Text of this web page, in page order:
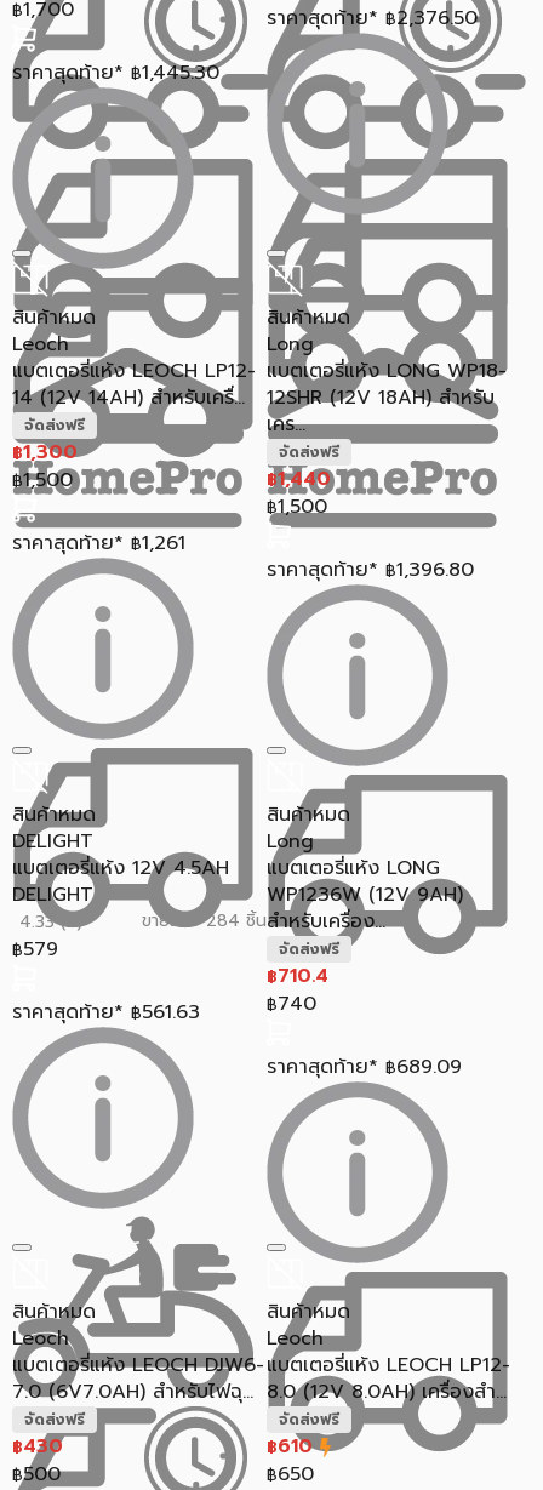
฿1,700
ราคาสุดท้าย* ฿1,445.30
ราคาสุดท้าย* ฿2,376.50
สินค้าหมด
Leoch
แบตเตอรี่แห้ง LEOCH LP12-
14 (12V 14AH) สำหรับเครื่...
จัดส่งฟรี
฿1,300
฿1,500
ราคาสุดท้าย* ฿1,261
สินค้าหมด
Long
แบตเตอรี่แห้ง LONG WP18-
12SHR (12V 18AH) สำหรับ
เคร...
จัดส่งฟรี
฿1,440
฿1,500
ราคาสุดท้าย* ฿1,396.80
สินค้าหมด
DELIGHT
แบตเตอรี่แห้ง 12V 4.5AH
DELIGHT
4.33 (3) ขายแล้ว 284 ชิ้น
฿579
ราคาสุดท้าย* ฿561.63
สินค้าหมด
Long
แบตเตอรี่แห้ง LONG
WP1236W (12V 9AH)
สำหรับเครื่อง...
จัดส่งฟรี
฿710.4
฿740
ราคาสุดท้าย* ฿689.09
สินค้าหมด
Leoch
แบตเตอรี่แห้ง LEOCH DJW6-
7.0 (6V7.0AH) สำหรับไฟฉุ...
จัดส่งฟรี
฿430
฿500
สินค้าหมด
Leoch
แบตเตอรี่แห้ง LEOCH LP12-
8.0 (12V 8.0AH) เครื่องสำ...
จัดส่งฟรี
฿610
฿650